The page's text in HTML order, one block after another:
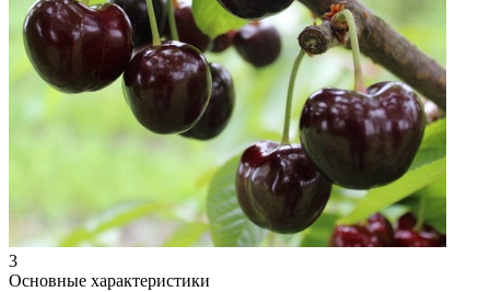
3
Основные характеристики